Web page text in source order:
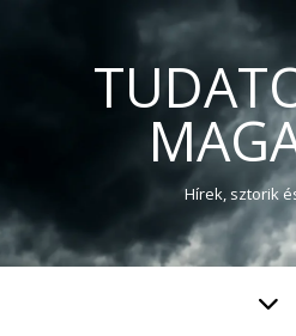
Hírek, sztorik